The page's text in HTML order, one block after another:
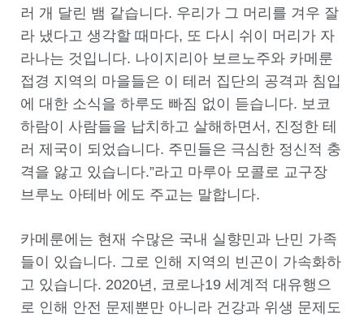
러 개 달린 뱀 같습니다. 우리가 그 머리를 겨우 잘
라 냈다고 생각할 때마다, 또 다시 쉬이 머리가 자
라나는 것입니다. 나이지리아 보르노주와 카메룬
접경 지역의 마을들은 이 테러 집단의 공격과 침입
에 대한 소식을 하루도 빠짐 없이 듣습니다. 보코
하람이 사람들을 납치하고 살해하면서, 진정한 테
러 제국이 되었습니다. 주민들은 극심한 정신적 충
격을 앓고 있습니다.”라고 마루아 모콜로 교구장
브루노 아테바 에도 주교는 말합니다.
카메룬에는 현재 수많은 국내 실향민과 난민 가족
들이 있습니다. 그로 인해 지역의 빈곤이 가속화하
고 있습니다. 2020년, 코로나19 세계적 대유행으
로 인해 안전 문제뿐만 아니라 건강과 위생 문제도